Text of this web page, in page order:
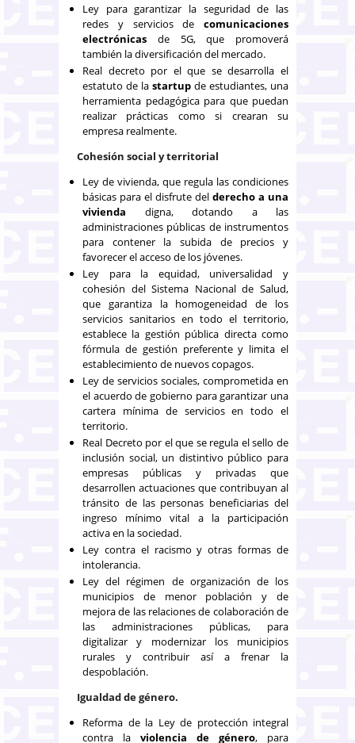
Ley para garantizar la seguridad de las
redes y servicios de comunicaciones
electrónicas de 5G, que promoverá
también la diversificación del mercado.
Real decreto por el que se desarrolla el
estatuto de la startup de estudiantes, una
herramienta pedagógica para que puedan
realizar prácticas como si crearan su
empresa realmente.
Cohesión social y territorial
Ley de vivienda, que regula las condiciones
básicas para el disfrute del derecho a una
vivienda digna, dotando a las
administraciones públicas de instrumentos
para contener la subida de precios y
favorecer el acceso de los jóvenes.
Ley para la equidad, universalidad y
cohesión del Sistema Nacional de Salud,
que garantiza la homogeneidad de los
servicios sanitarios en todo el territorio,
establece la gestión pública directa como
fórmula de gestión preferente y limita el
establecimiento de nuevos copagos.
Ley de servicios sociales, comprometida en
el acuerdo de gobierno para garantizar una
cartera mínima de servicios en todo el
territorio.
Real Decreto por el que se regula el sello de
inclusión social, un distintivo público para
empresas públicas y privadas que
desarrollen actuaciones que contribuyan al
tránsito de las personas beneficiarias del
ingreso mínimo vital a la participación
activa en la sociedad.
Ley contra el racismo y otras formas de
intolerancia.
Ley del régimen de organización de los
municipios de menor población y de
mejora de las relaciones de colaboración de
las administraciones públicas, para
digitalizar y modernizar los municipios
rurales y contribuir así a frenar la
despoblación.
Igualdad de género.
Reforma de la Ley de protección integral
contra la violencia de género, para